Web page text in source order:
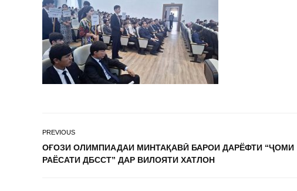
PREVIOUS
ОҒОЗИ ОЛИМПИАДАИ МИНТАҚАВӢ БАРОИ ДАРЁФТИ “ҶОМИ
РАЁСАТИ ДБССТ” ДАР ВИЛОЯТИ ХАТЛОН